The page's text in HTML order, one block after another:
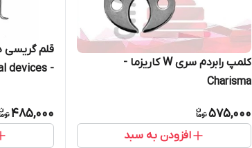
کلمپ رابردم سری W کاریزما -
Charisma
575,000
افزودن به سبد
- dental devices
485,000